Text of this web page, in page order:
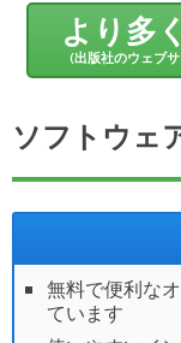
より多
(出版社のウェブ
ソフトウェ
無料で便利な
ています